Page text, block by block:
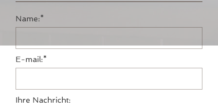
Pflichtfeld
Name:*
Pflichtfeld
E-mail:*
Ihre Nachricht: